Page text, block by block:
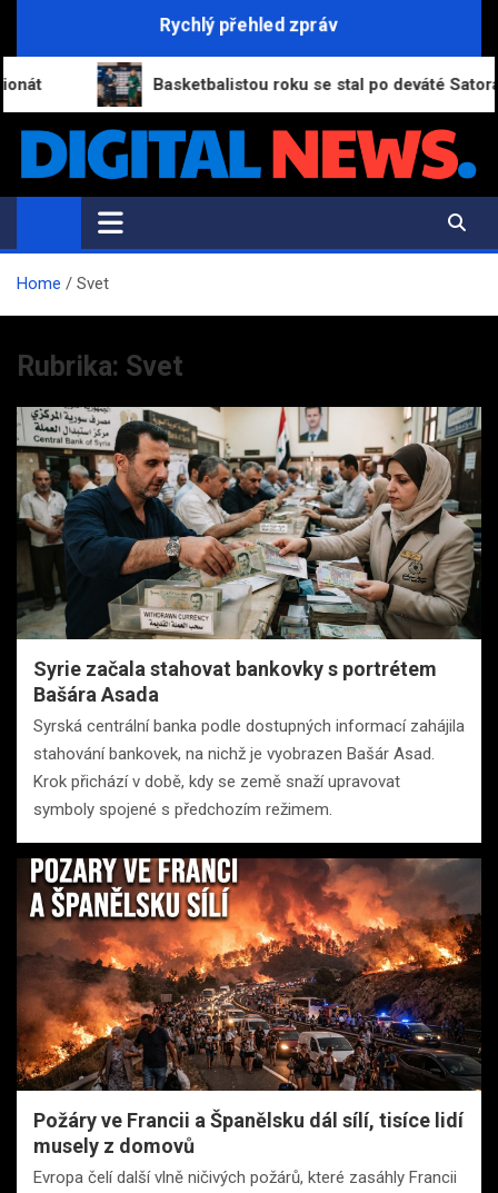
Rychlý přehled zpráv
Basketbalistou roku se stal po deváté Satoranský,
Digital-News.cz
Informační a zpravodajský portál
Home Svet
Rubrika: Svet
Syrie začala stahovat bankovky s portrétem
Bašára Asada
Syrská centrální banka podle dostupných informací zahájila
stahování bankovek, na nichž je vyobrazen Bašár Asad.
Krok přichází v době, kdy se země snaží upravovat
symboly spojené s předchozím režimem.
Požáry ve Francii a Španělsku dál sílí, tisíce lidí
musely z domovů
Evropa čelí další vlně ničivých požárů, které zasáhly Francii